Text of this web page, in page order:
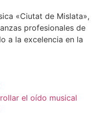
«Ciutat de Mislata»,
profesionales de
a la excelencia en la
el oído musical